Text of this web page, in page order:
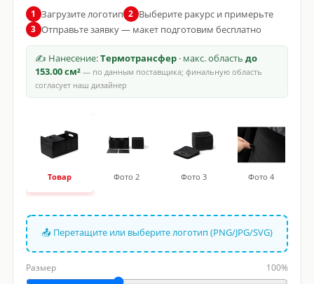
1 Загрузите логотип 2 Выберите ракурс и примерьте
3 Отправьте заявку — макет подготовим бесплатно
✍ Нанесение:Термотрансфер· макс. область до
153.00 см²— по данным поставщика; финальную область
согласует наш дизайнер
Товар Фото 2 Фото 3 Фото 4
📤 Перетащите или выберите логотип (PNG/JPG/SVG)
Размер 100%